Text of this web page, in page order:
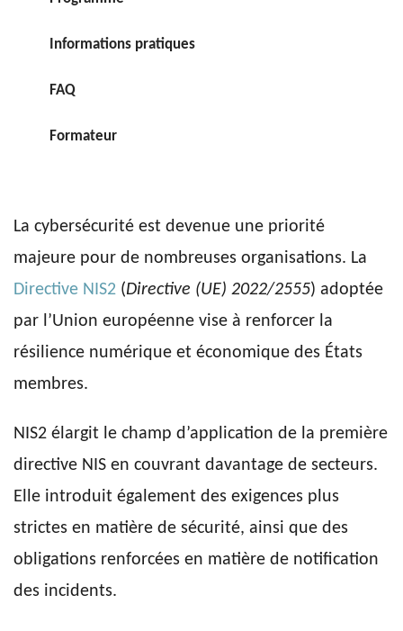
Informations pratiques
FAQ
Formateur
La cybersécurité est devenue une priorité
majeure pour de nombreuses organisations. La
Directive NIS2 (Directive (UE) 2022/2555) adoptée
par l’Union européenne vise à renforcer la
résilience numérique et économique des États
membres.
NIS2 élargit le champ d’application de la première
directive NIS en couvrant davantage de secteurs.
Elle introduit également des exigences plus
strictes en matière de sécurité, ainsi que des
obligations renforcées en matière de notification
des incidents.